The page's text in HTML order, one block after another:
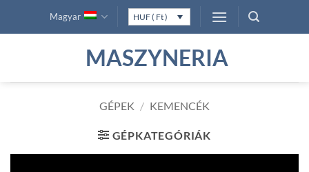
Magyar HUF ( Ft )
MASZYNERIA
GÉPEK / KEMENCÉK
GÉPKATEGÓRIÁK